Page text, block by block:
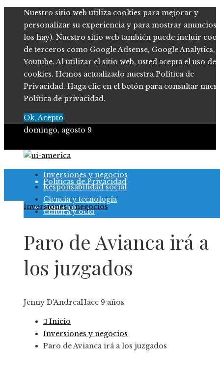
Nuestro sitio web utiliza cookies para mejorar y
personalizar su experiencia y para mostrar anuncios
los hay). Nuestro sitio web también puede incluir
de terceros como Google Adsense, Google Analytics,
Youtube. Al utilizar el sitio web, usted acepta el uso de
cookies. Hemos actualizado nuestra Política de
Privacidad. Haga clic en el botón para consultar
Política de privacidad.
Ok, Acepto
domingo, agosto 9
Quiénes somos
Políticas de Privacidad
Contacto
Inversiones y negocios
Responsabilidad social
Ciencia y tecnología
Cultura y ocio
Inversiones y negocios
Paro de Avianca irá a
los juzgados
Jenny D'AndreaHace 9 años
Inicio
Inversiones y negocios
Paro de Avianca irá a los juzgados